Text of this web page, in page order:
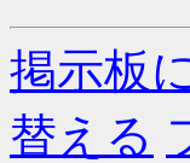
掲示板
替える